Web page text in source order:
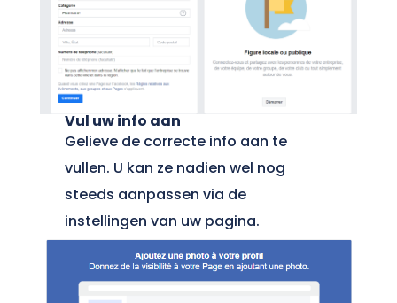
Vul uw info aan
Gelieve de correcte info aan te
vullen. U kan ze nadien wel nog
steeds aanpassen via de
instellingen van uw pagina.